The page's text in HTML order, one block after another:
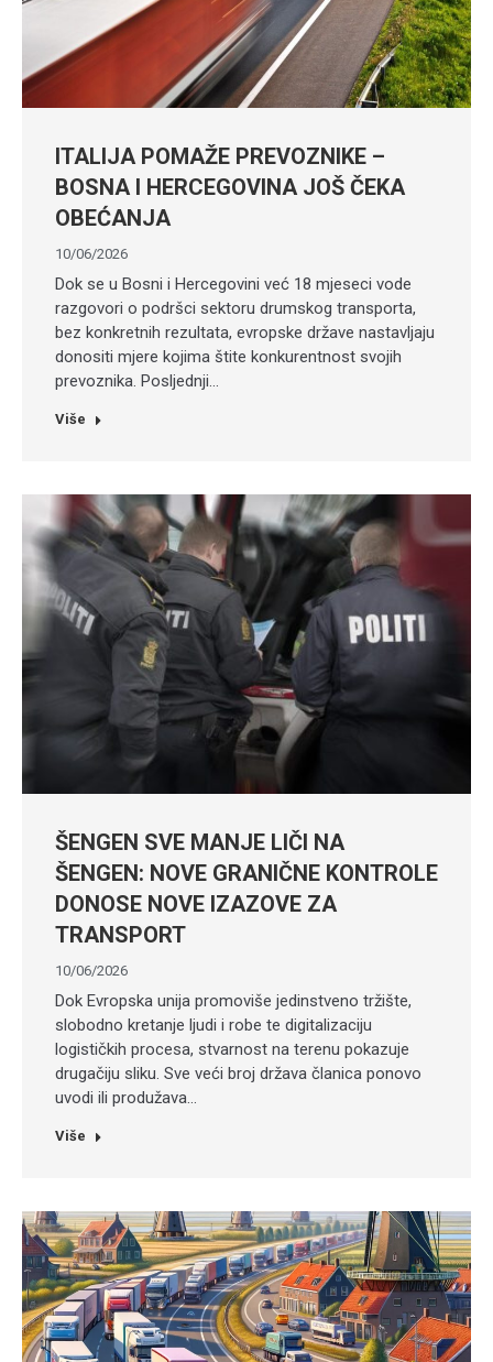
ITALIJA POMAŽE PREVOZNIKE –
BOSNA I HERCEGOVINA JOŠ ČEKA
OBEĆANJA
10/06/2026
Dok se u Bosni i Hercegovini već 18 mjeseci vode
razgovori o podršci sektoru drumskog transporta,
bez konkretnih rezultata, evropske države nastavljaju
donositi mjere kojima štite konkurentnost svojih
prevoznika. Posljednji…
Više
ŠENGEN SVE MANJE LIČI NA
ŠENGEN: NOVE GRANIČNE KONTROLE
DONOSE NOVE IZAZOVE ZA
TRANSPORT
10/06/2026
Dok Evropska unija promoviše jedinstveno tržište,
slobodno kretanje ljudi i robe te digitalizaciju
logističkih procesa, stvarnost na terenu pokazuje
drugačiju sliku. Sve veći broj država članica ponovo
uvodi ili produžava…
Više